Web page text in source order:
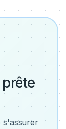
s'assurer